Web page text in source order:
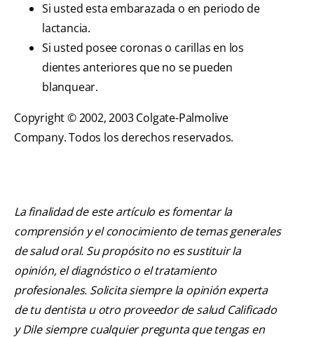
Si usted esta embarazada o en periodo de
lactancia.
Si usted posee coronas o carillas en los
dientes anteriores que no se pueden
blanquear.
Copyright © 2002, 2003 Colgate-Palmolive
Company. Todos los derechos reservados.
La finalidad de este artículo es fomentar la
comprensión y el conocimiento de temas generales
de salud oral. Su propósito no es sustituir la
opinión, el diagnóstico o el tratamiento
profesionales. Solicita siempre la opinión experta
de tu dentista u otro proveedor de salud Calificado
y Dile siempre cualquier pregunta que tengas en